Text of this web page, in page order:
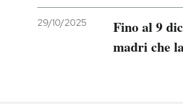
29/10/2025
Fino al 9
madri che